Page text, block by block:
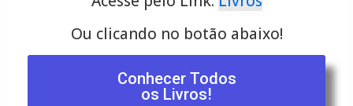
Ou clicando no botão abaixo!
Conhecer Todos
os Livros!